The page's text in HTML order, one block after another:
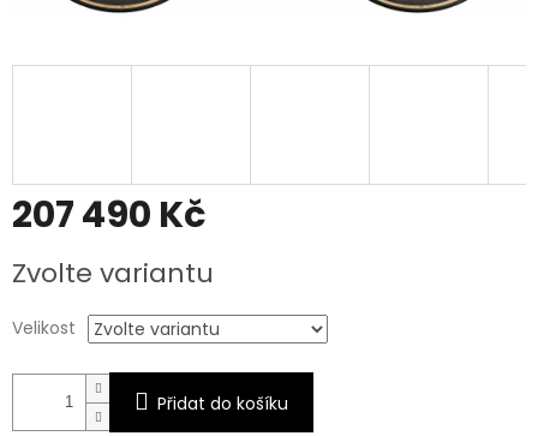
207 490 Kč
cena:
Zvolte variantu
Velikost
Přidat do košíku